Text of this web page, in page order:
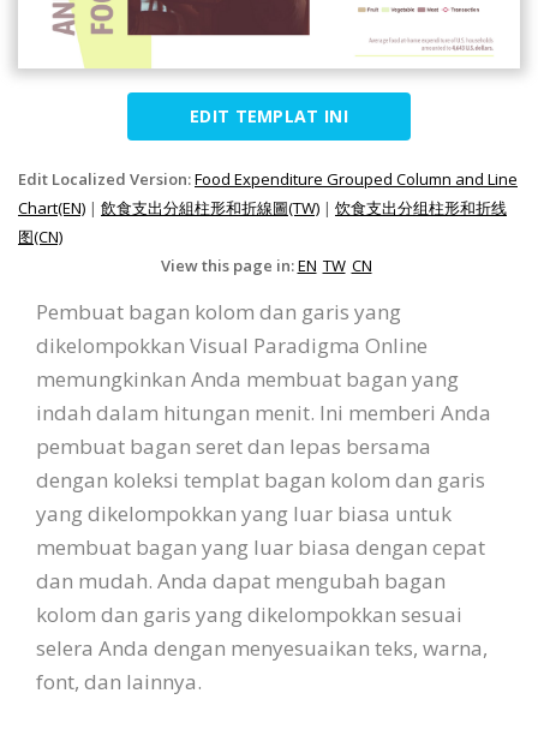
EDIT TEMPLAT INI
Edit Localized Version:Food Expenditure Grouped Column and Line
Chart(EN) | 飲食支出分組柱形和折線圖(TW) | 饮食支出分组柱形和折线
图(CN)
View this page in:EN TW CN
Pembuat bagan kolom dan garis yang
dikelompokkan Visual Paradigma Online
memungkinkan Anda membuat bagan yang
indah dalam hitungan menit. Ini memberi Anda
pembuat bagan seret dan lepas bersama
dengan koleksi templat bagan kolom dan garis
yang dikelompokkan yang luar biasa untuk
membuat bagan yang luar biasa dengan cepat
dan mudah. Anda dapat mengubah bagan
kolom dan garis yang dikelompokkan sesuai
selera Anda dengan menyesuaikan teks, warna,
font, dan lainnya.